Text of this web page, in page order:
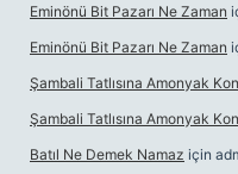
Eminönü Bit Pazarı Ne Zaman
Eminönü Bit Pazarı Ne Zaman
Şambali Tatlısına Amonyak
Şambali Tatlısına Amonyak
Batıl Ne Demek Namaz için